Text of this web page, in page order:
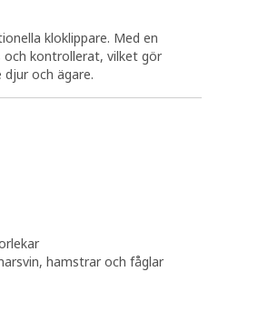
kloklippare. Med en
och kontrollerat, vilket gör
och ägare.
hamstrar och fåglar